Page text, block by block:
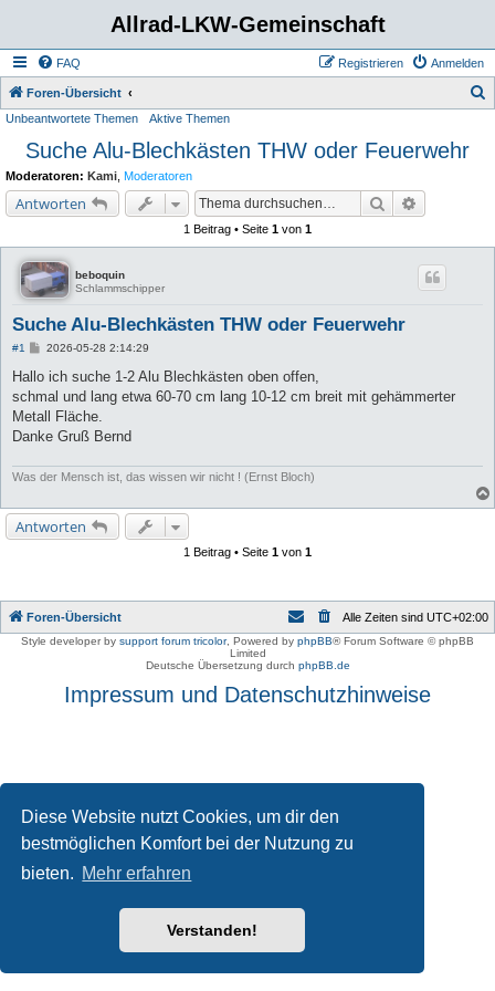
Diese Website nutzt Cookies, um dir den
bestmöglichen Komfort bei der Nutzung zu
bieten. Mehr erfahren
Verstanden!
Allrad-LKW-Gemeinschaft
FAQ Anmelden
Registrieren
Foren-Übersicht
Unbeantwortete Themen Aktive Themen
Suche Alu-Blechkästen THW oder Feuerwehr
Moderatoren: Kami Moderatoren
Antworten Suche
1 Beitrag • Seite 1 von 1
beboquin
Schlammschipper
Suche Alu-Blechkästen THW oder Feuerwehr
#1
B
i
r
a
2026-05-28 2:14:29
Hallo ich suche 1-2 Alu Blechkästen oben offen,
schmal und lang etwa 60-70 cm lang 10-12 cm breit mit gehämmerter
Metall Fläche.
Danke Gruß Bernd
Was der Mensch ist, das wissen wir nicht ! (Ernst Bloch)
Antworten
1 Beitrag • Seite 1 von 1
Foren-Übersicht Alle Zeiten sind UTC+02:00
Style developer by support forum tricolor, Powered by phpBB® Forum Software © phpBB
Limited
Deutsche Übersetzung durch phpBB.de
Impressum und Datenschutzhinweise